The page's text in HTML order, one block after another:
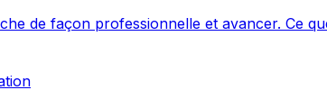
de façon professionnelle et avancer. Ce